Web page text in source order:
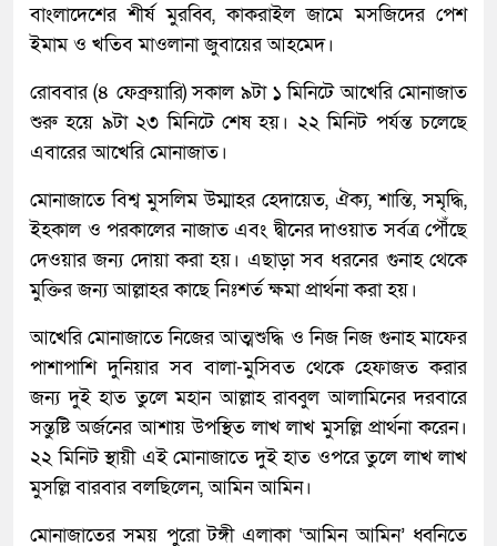
বাংলাদেশের শীর্ষ মুরব্বি, কাকরাইল জামে মসজিদের পেশ
ইমাম ও খতিব মাওলানা জুবায়ের আহমেদ।
রোববার (৪ ফেব্রুয়ারি) সকাল ৯টা ১ মিনিটে আখেরি মোনাজাত
শুরু হয়ে ৯টা ২৩ মিনিটে শেষ হয়। ২২ মিনিট পর্যন্ত চলেছে
এবারের আখেরি মোনাজাত।
মোনাজাতে বিশ্ব মুসলিম উম্মাহর হেদায়েত, ঐক্য, শান্তি, সমৃদ্ধি,
ইহকাল ও পরকালের নাজাত এবং দ্বীনের দাওয়াত সর্বত্র পৌঁছে
দেওয়ার জন্য দোয়া করা হয়। এছাড়া সব ধরনের গুনাহ থেকে
মুক্তির জন্য আল্লাহর কাছে নিঃশর্ত ক্ষমা প্রার্থনা করা হয়।
আখেরি মোনাজাতে নিজের আত্মশুদ্ধি ও নিজ নিজ গুনাহ মাফের
পাশাপাশি দুনিয়ার সব বালা-মুসিবত থেকে হেফাজত করার
জন্য দুই হাত তুলে মহান আল্লাহ রাব্বুল আলামিনের দরবারে
সন্তুষ্টি অর্জনের আশায় উপস্থিত লাখ লাখ মুসল্লি প্রার্থনা করেন।
২২ মিনিট স্থায়ী এই মোনাজাতে দুই হাত ওপরে তুলে লাখ লাখ
মুসল্লি বারবার বলছিলেন, আমিন আমিন।
মোনাজাতের সময় পুরো টঙ্গী এলাকা ‘আমিন আমিন’ ধ্বনিতে